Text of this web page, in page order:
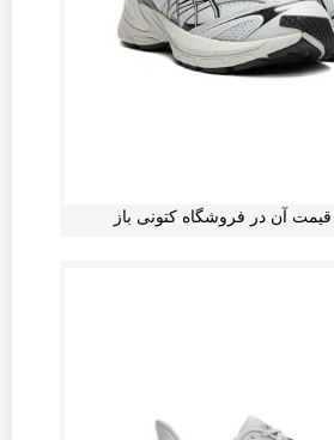
آن در فروشگاه کتونی باز